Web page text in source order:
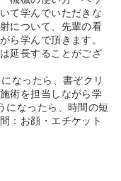
タイムが短いエイ
に細い超極細針を
肌が持つ自然治癒
です！
白・お肌の老化防
回復が期待でき、
グルタチオン成分
むため、効率よく
ら美肌・美白へと
て学んでいただきな
について、先輩の看
ら学んで頂きます。
延長することがござ
なったら、書ぞクリ
術を担当しながら学
になったら、時間の短
：お顔・エチケット